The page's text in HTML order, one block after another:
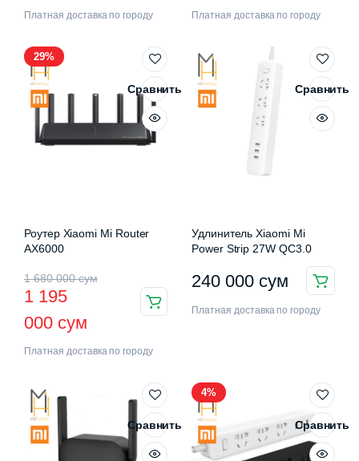
имеет
вариаций.
Опции
можно
Платная доставка по городу
имеет
вариаций.
Опции
можно
Платная доставка по городу
29%
Сравнить
Роутер Xiaomi Mi Router
AX6000
1 680 000сум
Первоначальная
цена
составляла
1
680
000 сум.
1 195
000 сум
Текущая
цена:
1
195
000 сум.
Платная доставка по городу
Сравнить
Удлинитель Xiaomi Mi
Power Strip 27W QC3.0
240 000 сум
Платная доставка по городу
Сравнить
4%
Сравнить